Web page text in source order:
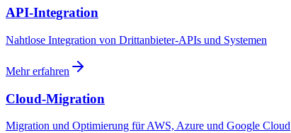
API-Integration
Nahtlose Integration von Drittanbieter-APIs und Systemen
Mehr erfahren
Cloud-Migration
Migration und Optimierung für AWS, Azure und Google Cloud